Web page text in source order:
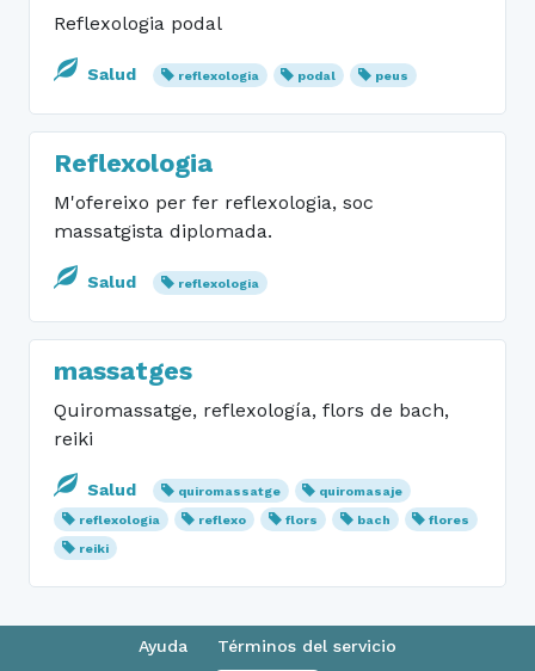
Reflexologia podal
Salud reflexologia podal peus
Reflexologia
M'ofereixo per fer reflexologia, soc
massatgista diplomada.
Salud reflexologia
massatges
Quiromassatge, reflexología, flors de bach,
reiki
Salud quiromassatge
quiromasaje
reflexologia
reflexo flors bach
flores
reiki
Ayuda Términos del servicio